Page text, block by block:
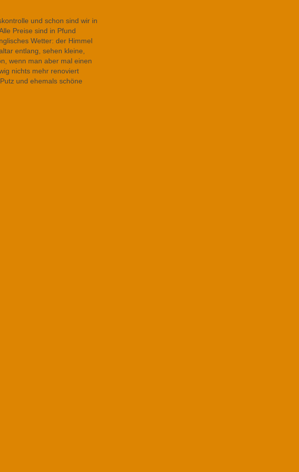
und schon sind wir in
Preise sind in Pfund
Wetter: der Himmel
entlang, sehen kleine,
wenn man aber mal einen
nichts mehr renoviert
und ehemals schöne